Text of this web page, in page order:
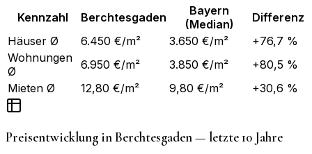
Kennzahl Berchtesgaden
Bayern
(Median)
Differenz
Häuser Ø
6.450 €/m² 3.650 €/m²
+76,7 %
Wohnungen
Ø
6.950 €/m² 3.850 €/m²
+80,5 %
Mieten Ø
12,80 €/m² 9,80 €/m² +30,6 %
Preisentwicklung inBerchtesgaden— letzte 10 Jahre